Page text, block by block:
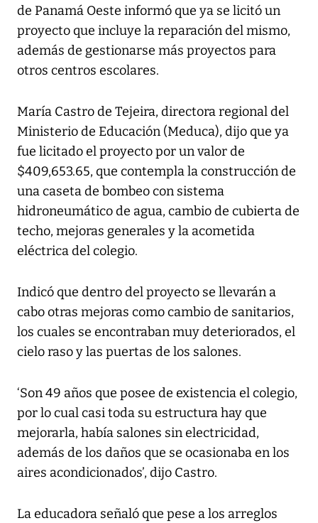
de Panamá Oeste informó que ya se licitó un
proyecto que incluye la reparación del mismo,
además de gestionarse más proyectos para
otros centros escolares.
María Castro de Tejeira, directora regional del
Ministerio de Educación (Meduca), dijo que ya
fue licitado el proyecto por un valor de
$409,653.65, que contempla la construcción de
una caseta de bombeo con sistema
hidroneumático de agua, cambio de cubierta de
techo, mejoras generales y la acometida
eléctrica del colegio.
Indicó que dentro del proyecto se llevarán a
cabo otras mejoras como cambio de sanitarios,
los cuales se encontraban muy deteriorados, el
cielo raso y las puertas de los salones.
‘Son 49 años que posee de existencia el colegio,
por lo cual casi toda su estructura hay que
mejorarla, había salones sin electricidad,
además de los daños que se ocasionaba en los
aires acondicionados’, dijo Castro.
La educadora señaló que pese a los arreglos